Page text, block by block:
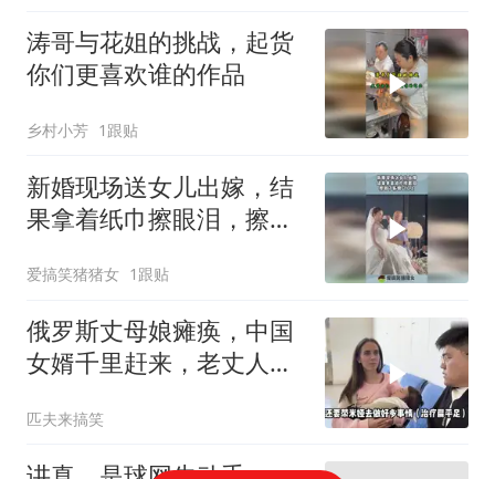
涛哥与花姐的挑战，起货
你们更喜欢谁的作品
乡村小芳 1跟贴
新婚现场送女儿出嫁，结
果拿着纸巾擦眼泪，擦到
爱搞笑猪猪女 1跟贴
俄罗斯丈母娘瘫痪，中国
女婿千里赶来，老丈人感
匹夫来搞笑